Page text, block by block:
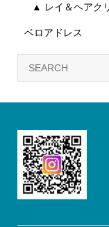
▲ レイ＆ヘアク
ベロアドレス